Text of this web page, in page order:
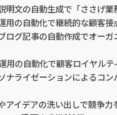
明文の自動生成で「ささげ業
用の自動化で継続的な顧客接
ログ記事の自動作成でオー
用の自動化で顧客ロイヤルテ
ナライゼーションによるコ
アイデアの洗い出しで競争力